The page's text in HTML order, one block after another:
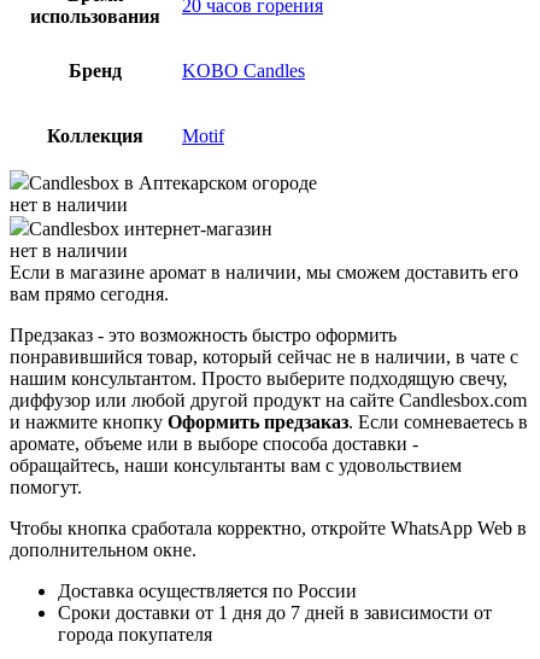
использования
20 часов горения
Бренд KOBO Candles
Коллекция Motif
Candlesbox в Аптекарском огороде
нет в наличии
Candlesbox интернет-магазин
нет в наличии
Если в магазине аромат в наличии, мы сможем доставить его
вам прямо сегодня.
Предзаказ - это возможность быстро оформить
понравившийся товар, который сейчас не в наличии, в чате с
нашим консультантом. Просто выберите подходящую свечу,
диффузор или любой другой продукт на сайте Candlesbox.com
и нажмите кнопку Оформить предзаказ. Если сомневаетесь в
аромате, объеме или в выборе способа доставки -
обращайтесь, наши консультанты вам с удовольствием
помогут.
Чтобы кнопка сработала корректно, откройте WhatsApp Web в
дополнительном окне.
Доставка осуществляется по России
Сроки доставки от 1 дня до 7 дней в зависимости от
города покупателя